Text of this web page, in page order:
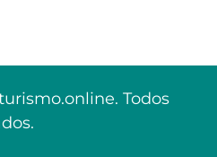
Todos